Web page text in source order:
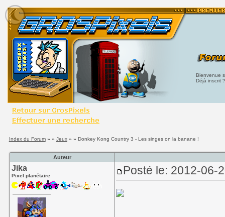
Bienvenue
Déjà inscrit
Index du Forum» » Jeux» » Donkey Kong Country 3 - Les singes on la banane !
Auteur
Jika
Pixel planétaire Posté le: 2012-06-